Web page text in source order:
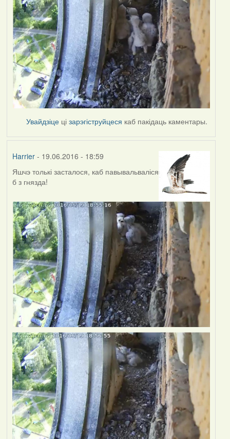
Увайдзіце цізарэгіструйцеся каб пакідаць каментары.
Harrier- 19.06.2016 - 18:59
Яшчэ толькі засталося, каб павывальваліся
б з гнязда!